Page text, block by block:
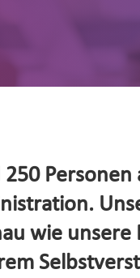
250
wie unsere